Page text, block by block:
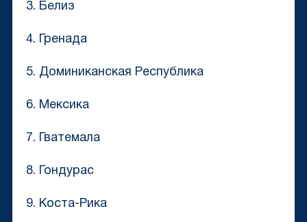
3. Белиз
4. Гренада
5. Доминиканская Республика
6. Мексика
7. Гватемала
8. Гондурас
9. Коста-Рика